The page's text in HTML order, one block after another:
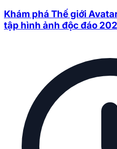
Khám phá Thế giới
tập hình ảnh độc đáo